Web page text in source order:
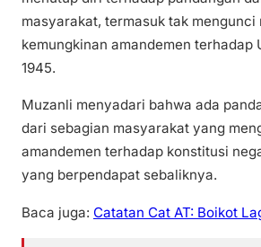
masyarakat, termasuk tak
kemungkinan amandemen terhadap
1945.
Muzanli menyadari bahwa ada
dari sebagian masyarakat yang
amandemen terhadap konstitusi
yang berpendapat sebaliknya.
Baca juga: Catatan Cat AT: Boikot